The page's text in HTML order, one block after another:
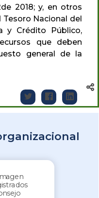
2018; y, en otros
Tesoro Nacional del
y Crédito Público,
que deben
general de la